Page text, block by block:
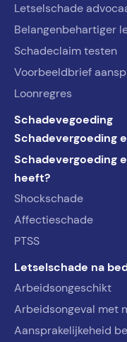
Letselschade
Belangenbehartiger
Schadeclaim testen
Voorbeeldbrief
Loonregres
Schadevegoeding
Schadevergoeding
Schadevergoeding
heeft?
Shockschade
Affectieschade
PTSS
Letselschade na
Arbeidsongeschikt
Arbeidsongeval met
Aansprakelijkeheid